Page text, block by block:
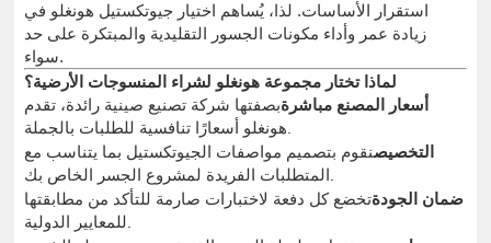
استقرار الأساسات. لذا، يُساهم اختيار جيوتكستيل هونغلو في
زيادة عمر وأداء مكونات الجسور التقليدية والمبتكرة على حد
سواء.
لماذا تختار مجموعة هونغلو لشراء المنسوجات الأرضية؟
أسعار المصنع مباشرةبصفتها شركة تصنيع صينية رائدة، تقدم
هونغلو أسعارًا تنافسية للطلبات بالجملة.
التخصيصنقوم بتصميم مواصفات الجيوتكستيل بما يتناسب مع
المتطلبات الفريدة لمشروع الجسر الخاص بك.
ضمان الجودةتخضع كل دفعة لاختبارات صارمة للتأكد من مطابقتها
للمعايير الدولية.